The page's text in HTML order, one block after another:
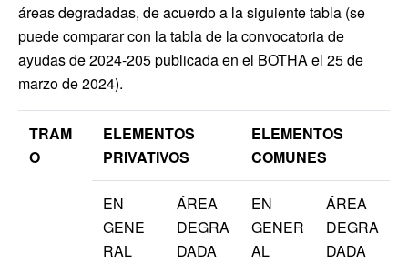
áreas degradadas, de acuerdo a la siguiente tabla (se
puede comparar con la tabla de la convocatoria de
ayudas de 2024-205 publicada en el BOTHA el 25 de
marzo de 2024).
TRAM
O
ELEMENTOS
PRIVATIVOS
ELEMENTOS
COMUNES
EN
GENE
RAL
ÁREA
DEGRA
DADA
EN
GENER
AL
ÁREA
DEGRA
DADA